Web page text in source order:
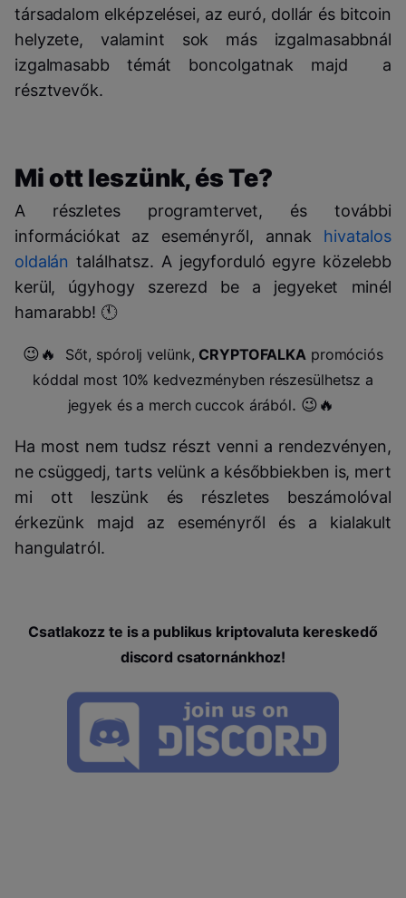
társadalom elképzelései, az euró, dollár és bitcoin
helyzete, valamint sok más izgalmasabbnál
izgalmasabb témát boncolgatnak majd a
résztvevők.
Mi ott leszünk, és Te?
A részletes programtervet, és további
információkat az eseményről, annak hivatalos
oldalán találhatsz. A jegyforduló egyre közelebb
kerül, úgyhogy szerezd be a jegyeket minél
hamarabb! 🕚
😉🔥 Sőt, spórolj velünk, CRYPTOFALKA promóciós
kóddal most 10% kedvezményben részesülhetsz a
jegyek és a merch cuccok árából. 😉🔥
Ha most nem tudsz részt venni a rendezvényen,
ne csüggedj, tarts velünk a későbbiekben is, mert
mi ott leszünk és részletes beszámolóval
érkezünk majd az eseményről és a kialakult
hangulatról.
Csatlakozz te is a publikus kriptovaluta kereskedő
discord csatornánkhoz!